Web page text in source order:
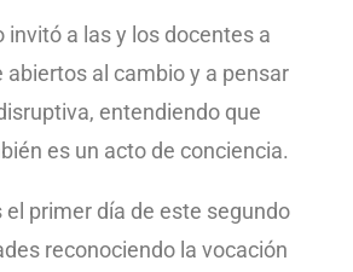
invitó a las y los docentes a
abiertos al cambio y a pensar
entendiendo que
es un acto de conciencia.
el primer día de este segundo
reconociendo la vocación